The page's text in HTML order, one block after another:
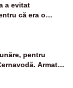
a evitat
că era o
fondurile de
pentru
Armata
devia apa